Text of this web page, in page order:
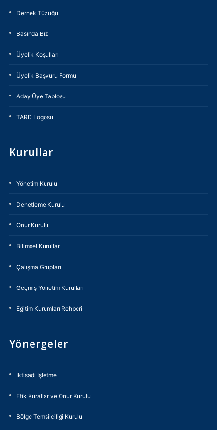
Dernek Tüzüğü
Basında Biz
Üyelik Koşulları
Üyelik Başvuru Formu
Aday Üye Tablosu
TARD Logosu
Kurullar
Yönetim Kurulu
Denetleme Kurulu
Onur Kurulu
Bilimsel Kurullar
Çalışma Grupları
Geçmiş Yönetim Kurulları
Eğitim Kurumları Rehberi
Yönergeler
İktisadi İşletme
Etik Kurallar ve Onur Kurulu
Bölge Temsilciliği Kurulu